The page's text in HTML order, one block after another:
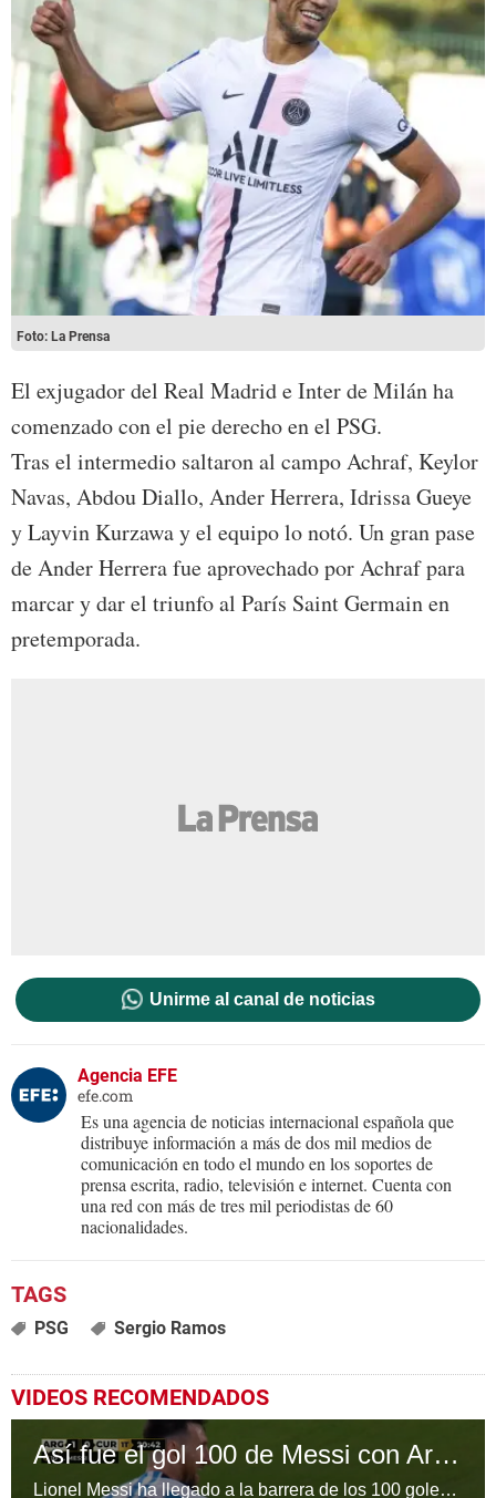
Foto: La Prensa
El exjugador del Real Madrid e Inter de Milán ha
comenzado con el pie derecho en el PSG.
Tras el intermedio saltaron al campo Achraf, Keylor
Navas, Abdou Diallo, Ander Herrera, Idrissa Gueye
y Layvin Kurzawa y el equipo lo notó. Un gran pase
de Ander Herrera fue aprovechado por Achraf para
marcar y dar el triunfo al París Saint Germain en
pretemporada.
Unirme al canal de noticias
Agencia EFE
efe.com
Es una agencia de noticias internacional española que
distribuye información a más de dos mil medios de
comunicación en todo el mundo en los soportes de
prensa escrita, radio, televisión e internet. Cuenta con
una red con más de tres mil periodistas de 60
nacionalidades.
PSG Sergio Ramos
VIDEOS RECOMENDADOS
Así fue el gol 100 de Messi con Argentina en amistoso ante Curazao
Lionel Messi ha llegado a la barrera de los 100 goles con la selección argentina. Abrió el marcador en el partido amistoso contra Curazao en Santiago del Estero.